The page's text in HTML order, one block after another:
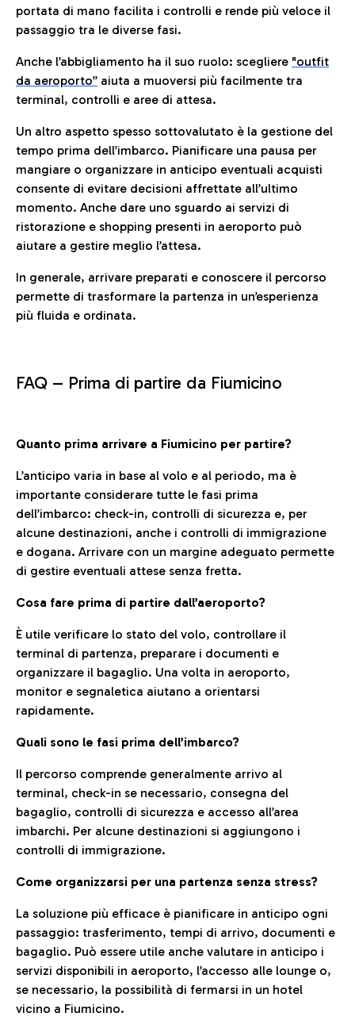
portata di mano facilita i controlli e rende più veloce il
passaggio tra le diverse fasi.
Anche l’abbigliamento ha il suo ruolo: scegliere "outfit
da aeroporto” aiuta a muoversi più facilmente tra
terminal, controlli e aree di attesa.
Un altro aspetto spesso sottovalutato è la gestione del
tempo prima dell’imbarco. Pianificare una pausa per
mangiare o organizzare in anticipo eventuali acquisti
consente di evitare decisioni affrettate all’ultimo
momento. Anche dare uno sguardo ai servizi di
ristorazione e shopping presenti in aeroporto può
aiutare a gestire meglio l’attesa.
In generale, arrivare preparati e conoscere il percorso
permette di trasformare la partenza in un’esperienza
più fluida e ordinata.
FAQ – Prima di partire da Fiumicino
Quanto prima arrivare a Fiumicino per partire?
L’anticipo varia in base al volo e al periodo, ma è
importante considerare tutte le fasi prima
dell’imbarco: check-in, controlli di sicurezza e, per
alcune destinazioni, anche i controlli di immigrazione
e dogana. Arrivare con un margine adeguato permette
di gestire eventuali attese senza fretta.
Cosa fare prima di partire dall’aeroporto?
È utile verificare lo stato del volo, controllare il
terminal di partenza, preparare i documenti e
organizzare il bagaglio. Una volta in aeroporto,
monitor e segnaletica aiutano a orientarsi
rapidamente.
Quali sono le fasi prima dell’imbarco?
Il percorso comprende generalmente arrivo al
terminal, check-in se necessario, consegna del
bagaglio, controlli di sicurezza e accesso all’area
imbarchi. Per alcune destinazioni si aggiungono i
controlli di immigrazione.
Come organizzarsi per una partenza senza stress?
La soluzione più efficace è pianificare in anticipo ogni
passaggio: trasferimento, tempi di arrivo, documenti e
bagaglio. Può essere utile anche valutare in anticipo i
servizi disponibili in aeroporto, l’accesso alle lounge o,
se necessario, la possibilità di fermarsi in un hotel
vicino a Fiumicino.